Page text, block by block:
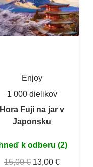
Enjoy
1 000 dielikov
Hora Fuji na jar v
Japonsku
Ihneď k odberu (2)
15,00 € 13,00 €